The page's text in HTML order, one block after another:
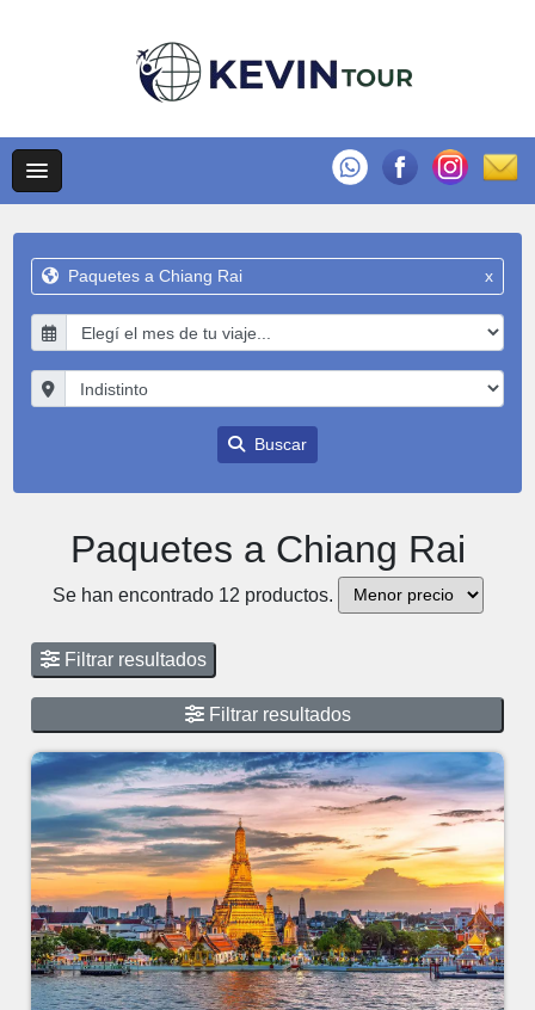
Paquetes a Chiang Rai x
Buscar
Paquetes a Chiang Rai
Se han encontrado 12 productos.
Filtrar resultados
Filtrar resultados